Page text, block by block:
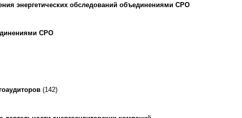
энергетических обследований объединениями СРО
СРО
(142)